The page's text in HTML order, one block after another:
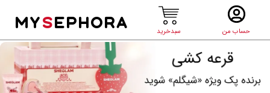
حساب من سبدخرید
MYSEPHORA